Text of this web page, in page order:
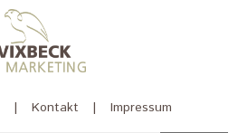
| Kontakt | Impressum